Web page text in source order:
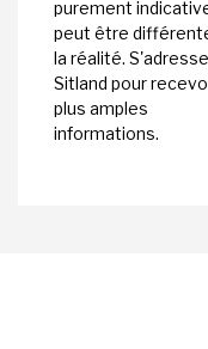
purement
peut être
la réalité.
Sitland pour
plus amples
informations.